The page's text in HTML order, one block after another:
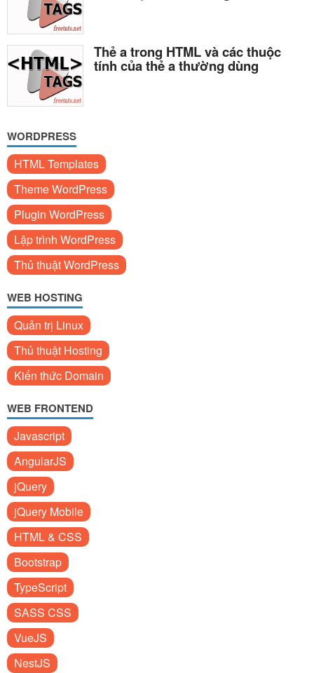
Thẻ a trong HTML và các thuộc
tính của thẻ a thường dùng
WORDPRESS
HTML Templates
Theme WordPress
Plugin WordPress
Lập trình WordPress
Thủ thuật WordPress
WEB HOSTING
Quản trị Linux
Thủ thuật Hosting
Kiến thức Domain
WEB FRONTEND
Javascript
AngularJS
jQuery
jQuery Mobile
HTML & CSS
Bootstrap
TypeScript
SASS CSS
VueJS
NestJS